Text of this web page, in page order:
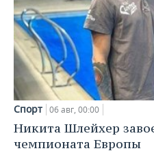
Спорт 06 авг, 00:00
Никита Шлейхер
чемпионата Европы